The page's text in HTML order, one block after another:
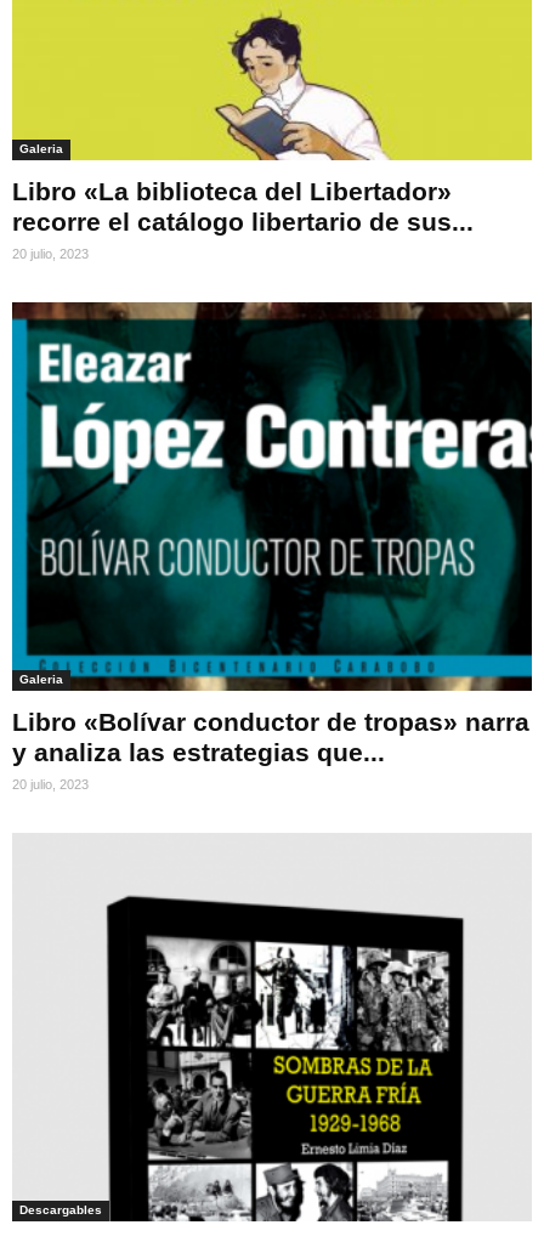
Galeria
Libro «La biblioteca del Libertador»
recorre el catálogo libertario de sus...
20 julio, 2023
Galeria
Libro «Bolívar conductor de tropas» narra
y analiza las estrategias que...
20 julio, 2023
Descargables